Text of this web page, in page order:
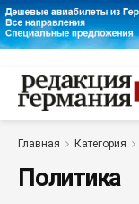
Главная Категория
Политика